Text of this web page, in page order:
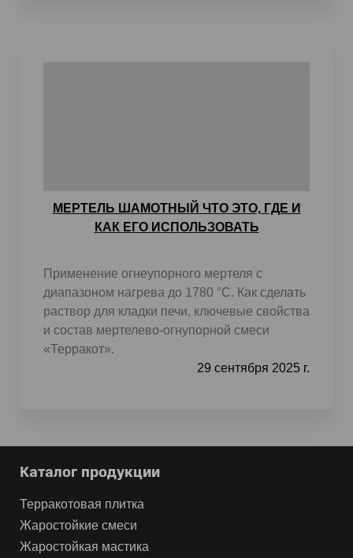
МЕРТЕЛЬ ШАМОТНЫЙ ЧТО ЭТО, ГДЕ И
КАК ЕГО ИСПОЛЬЗОВАТЬ
Применение огнеупорного мертеля с
диапазоном нагрева до 1780 °C. Как сделать
раствор для кладки печи, ключевые свойства
и состав мертелево-огнупорной смеси
«Терракот».
29 сентября 2025 г.
Каталог продукции
Терракотовая плитка
Жаростойкие смеси
Жаростойкая мастика